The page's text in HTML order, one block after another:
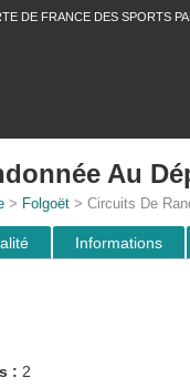
DE FRANCE DES SPORTS
Au
> Folgoët> Circuits De
Informations
: 2